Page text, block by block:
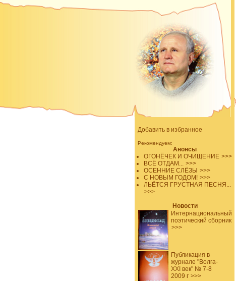
Добавить в избранное
Рекомендуем:
Анонсы
ОГОНЁЧЕК И ОЧИЩЕНИЕ >>>
ВСЁ ОТДАМ... >>>
ОСЕННИЕ СЛЁЗЫ >>>
С НОВЫМ ГОДОМ! >>>
ЛЬЁТСЯ ГРУСТНАЯ ПЕСНЯ...
>>>
Новости
Интернациональный
поэтический сборник
>>>
Публикация в
журнале "Волга-
XXI век" № 7-8
2009 г >>>